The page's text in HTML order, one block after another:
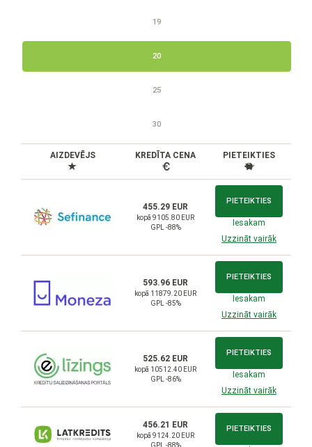
19
20
25
30
AIZDEVĒJS KREDĪTA CENA PIETEIKTIES
455.29 EUR
kopā 9105.80 EUR
GPL -88%
PIETEIKTIES
Iesakam
Uzzināt vairāk
593.96 EUR
kopā 11879.20 EUR
GPL -85%
PIETEIKTIES
Iesakam
Uzzināt vairāk
525.62 EUR
kopā 10512.40 EUR
GPL -86%
PIETEIKTIES
Iesakam
Uzzināt vairāk
456.21 EUR
kopā 9124.20 EUR
GPL -88%
PIETEIKTIES